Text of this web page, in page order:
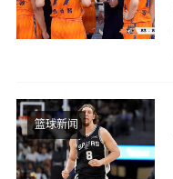
篮球新闻